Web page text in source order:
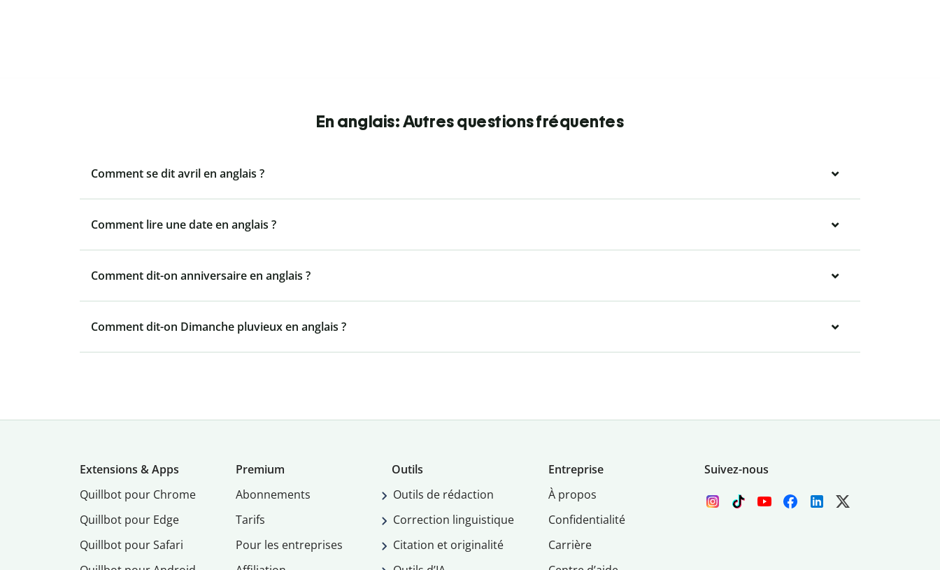
En anglais: Autres questions fréquentes
Comment se dit avril en anglais ?
Comment lire une date en anglais ?
Comment dit-on anniversaire en anglais ?
Comment dit-on Dimanche pluvieux en anglais ?
Extensions & Apps
Quillbot pour Chrome
Quillbot pour Edge
Quillbot pour Safari
Premium
Abonnements
Tarifs
Pour les entreprises
Outils
Outils de rédaction
Correction linguistique
Citation et originalité
Entreprise
À propos
Confidentialité
Carrière
Suivez-nous